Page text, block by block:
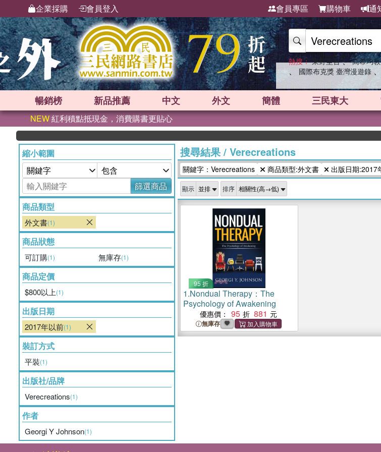
企業採購 會員登入 會員專區 購物車 通
熱搜： 東野圭吾 、 高希均
、 國際布克獎 臺灣漫遊錄 、
暢銷榜 新品推薦 中文 外文 簡體 三民東大
NEW紅利積點抵現金，消費購書更貼心
縮小範圍
篩選商品
商品類型
外文書(1)
商品狀態
可訂購(1) 無庫存(1)
商品定價
$800以上(1)
出版日期
2017年以前(1)
裝訂方式
平裝(1)
出版社/品牌
Verecreations(1)
作者
Georgi Y Johnson(1)
搜尋結果/ Verecreations
關鍵字：Verecreations 商品類型:外文書 出版日期:2017
顯示 排序
95 折
1.Nondual Therapy：The
Psychology of Awakening
優惠價： 95 881
無庫存